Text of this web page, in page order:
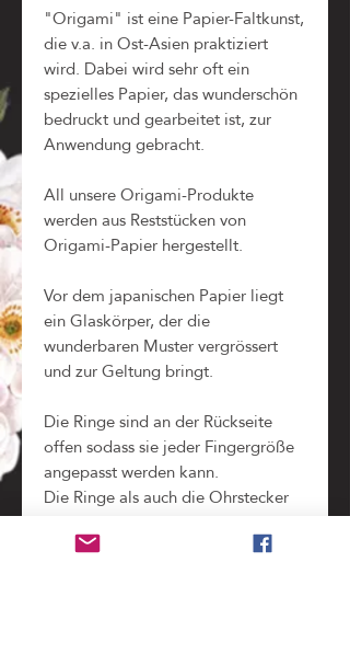
"Origami" ist eine Papier-Faltkunst,
die v.a. in Ost-Asien praktiziert
wird. Dabei wird sehr oft ein
spezielles Papier, das wunderschön
bedruckt und gearbeitet ist, zur
Anwendung gebracht.
All unsere Origami-Produkte
werden aus Reststücken von
Origami-Papier hergestellt.
Vor dem japanischen Papier liegt
ein Glaskörper, der die
wunderbaren Muster vergrössert
und zur Geltung bringt.
Die Ringe sind an der Rückseite
offen sodass sie jeder Fingergröße
angepasst werden kann.
Die Ringe als auch die Ohrstecker